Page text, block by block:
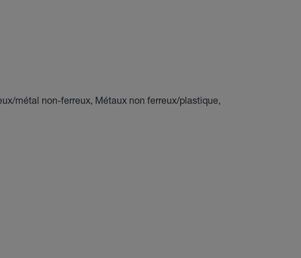
métal non-ferreux, Métaux non ferreux/plastique,